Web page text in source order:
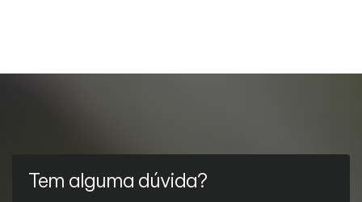
Tem alguma dúvida?